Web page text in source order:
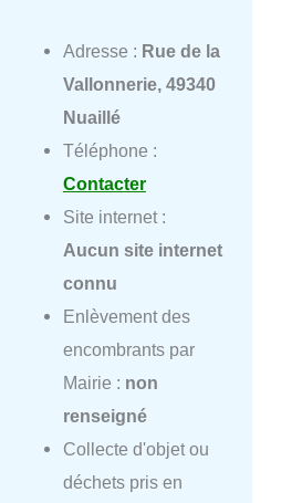
Adresse : Rue de la
Vallonnerie, 49340
Nuaillé
Téléphone :
Contacter
Site internet :
Aucun site internet
connu
Enlèvement des
encombrants par
Mairie : non
renseigné
Collecte d'objet ou
déchets pris en